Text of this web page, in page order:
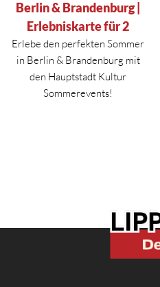
Berlin & Brandenburg |
Erlebniskarte für 2
Erlebe den perfekten Sommer
in Berlin & Brandenburg mit
den Hauptstadt Kultur
Sommerevents!